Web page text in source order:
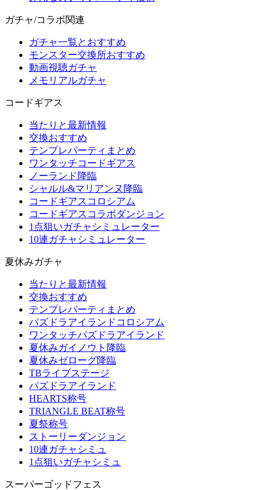
ガチャ/コラボ関連
ガチャ一覧とおすすめ
モンスター交換所おすすめ
動画視聴ガチャ
メモリアルガチャ
コードギアス
当たりと最新情報
交換おすすめ
テンプレパーティまとめ
ワンタッチコードギアス
ノーランド降臨
シャルル&マリアンヌ降臨
コードギアスコロシアム
コードギアスコラボダンジョン
1点狙いガチャシミュレーター
10連ガチャシミュレーター
夏休みガチャ
当たりと最新情報
交換おすすめ
テンプレパーティまとめ
パズドラアイランドコロシアム
ワンタッチパズドラアイランド
夏休みガイノウト降臨
夏休みゼローグ降臨
TBライブステージ
パズドラアイランド
HEARTS称号
TRIANGLE BEAT称号
夏祭称号
ストーリーダンジョン
10連ガチャシミュ
1点狙いガチャシミュ
スーパーゴッドフェス